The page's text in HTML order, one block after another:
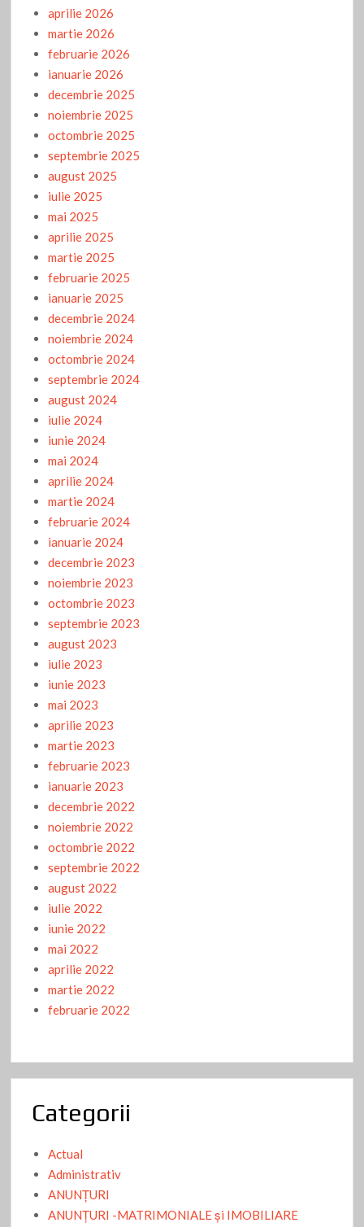
aprilie 2026
martie 2026
februarie 2026
ianuarie 2026
decembrie 2025
noiembrie 2025
octombrie 2025
septembrie 2025
august 2025
iulie 2025
mai 2025
aprilie 2025
martie 2025
februarie 2025
ianuarie 2025
decembrie 2024
noiembrie 2024
octombrie 2024
septembrie 2024
august 2024
iulie 2024
iunie 2024
mai 2024
aprilie 2024
martie 2024
februarie 2024
ianuarie 2024
decembrie 2023
noiembrie 2023
octombrie 2023
septembrie 2023
august 2023
iulie 2023
iunie 2023
mai 2023
aprilie 2023
martie 2023
februarie 2023
ianuarie 2023
decembrie 2022
noiembrie 2022
octombrie 2022
septembrie 2022
august 2022
iulie 2022
iunie 2022
mai 2022
aprilie 2022
martie 2022
februarie 2022
Categorii
Actual
Administrativ
ANUNŢURI
ANUNŢURI -MATRIMONIALE şi IMOBILIARE